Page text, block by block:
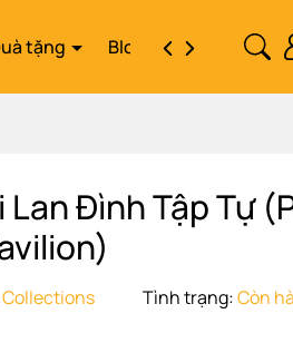
tặng Blog Liên hệ
Đình Tập Tự
Tình trạng:Còn